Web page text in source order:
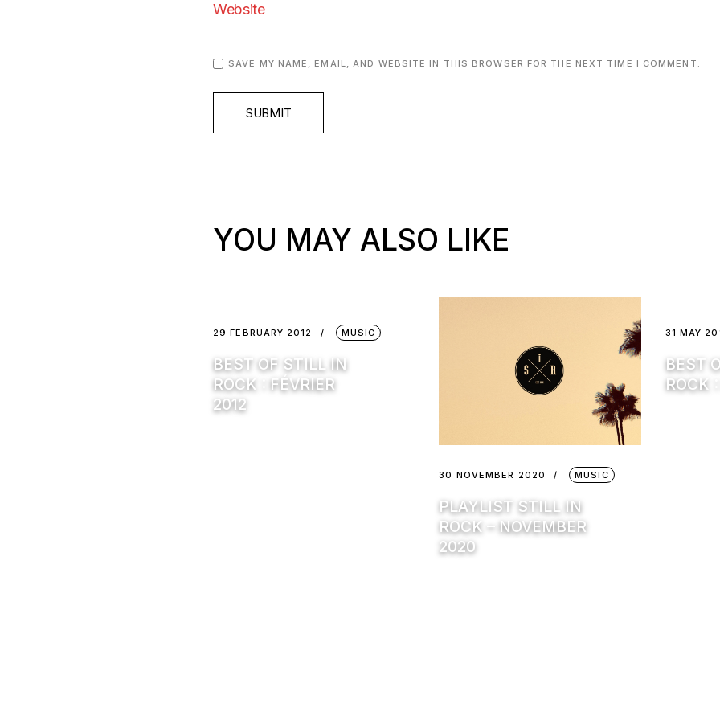
SAVE MY NAME, EMAIL, AND WEBSITE IN THIS BROWSER FOR THE NEXT TIME I COMMENT.
SUBMIT
YOU MAY ALSO LIKE
29 FEBRUARY 2012 MUSIC
BEST OF STILL IN
ROCK : FÉVRIER
2012
30 NOVEMBER 2020 MUSIC
PLAYLIST STILL IN
ROCK – NOVEMBER
2020
31 MAY
BEST
ROCK